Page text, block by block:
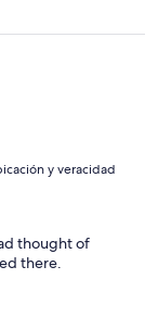
y veracidad
thought of
there.